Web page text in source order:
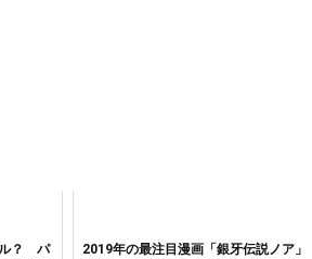
ル？ パ
2019年の最注目漫画「銀牙伝説ノア」